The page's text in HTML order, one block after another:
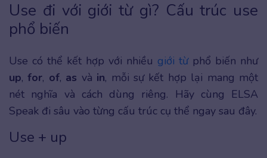
Use đi với giới từ gì? Cấu trúc use
phổ biến
Use có thể kết hợp với nhiều giới từphổ biến như
up,for, of, as và in, mỗi sự kết hợp lại mang một
nét nghĩa và cách dùng riêng. Hãy cùng ELSA
Speak đi sâu vào từng cấu trúc cụ thể ngay sau đây.
Use + up